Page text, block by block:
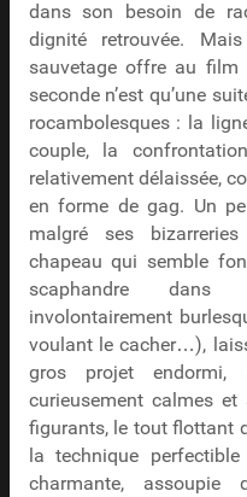
dans son besoin de
dignité retrouvée.
sauvetage offre au film
seconde n’est qu’une
rocambolesques : la
couple, la
relativement délaissée,
en forme de gag. Un
malgré ses
chapeau qui semble
scaphandre dans
involontairement
voulant le cacher…),
gros projet endormi,
curieusement calmes
figurants, le tout flottant
la technique
charmante,